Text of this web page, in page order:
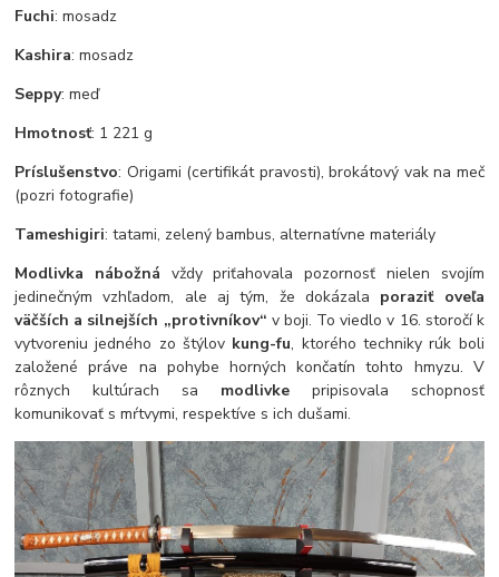
Fuchi: mosadz
Kashira: mosadz
Seppy: meď
Hmotnosť: 1 221 g
Príslušenstvo: Origami (certifikát pravosti), brokátový vak na meč
(pozri fotografie)
Tameshigiri: tatami, zelený bambus, alternatívne materiály
Modlivka nábožná vždy priťahovala pozornosť nielen svojím
jedinečným vzhľadom, ale aj tým, že dokázala poraziť oveľa
väčších a silnejších „protivníkov“ v boji. To viedlo v 16. storočí k
vytvoreniu jedného zo štýlov kung-fu, ktorého techniky rúk boli
založené práve na pohybe horných končatín tohto hmyzu. V
rôznych kultúrach sa modlivkepripisovala schopnosť
komunikovať s mŕtvymi, respektíve s ich dušami.